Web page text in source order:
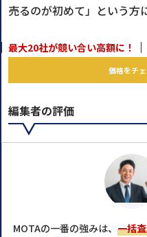
売るのが初めて」という方
最大20社が競い合い高額に！
価格をチ
編集者の評価
MOTAの一番の強みは、 一括